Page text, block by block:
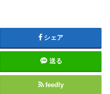
シェア
送る
feedly